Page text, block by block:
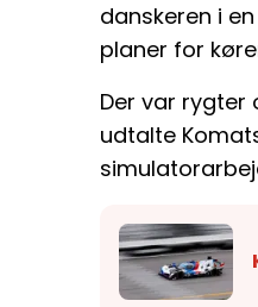
danskeren i
planer for
Der var rygter
udtalte